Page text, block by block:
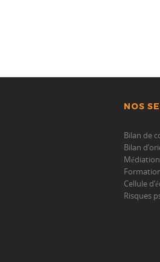
NOS
Bilan de
Bilan
Médiation
Cellule
Risques